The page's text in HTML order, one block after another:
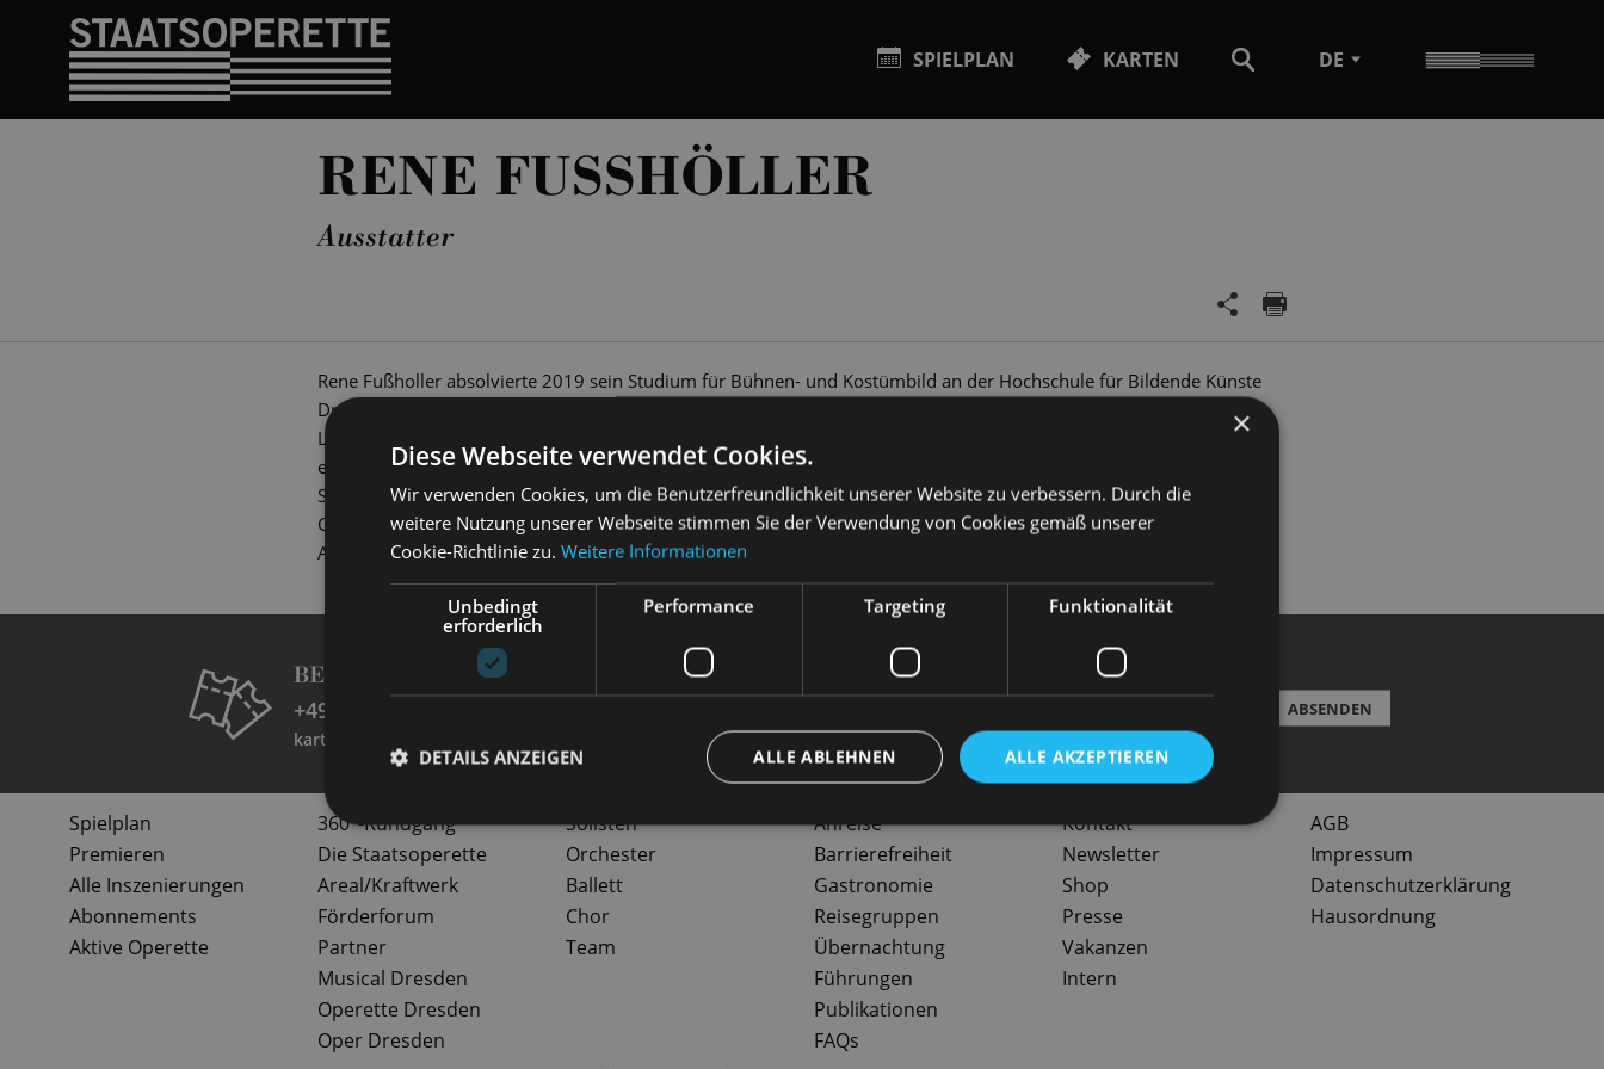
SPIELPLAN KARTEN DE
RENE FUSSHÖLLER
Ausstatter
Rene Fußholler absolvierte 2019 sein Studium für Bühnen- und Kostümbild an der Hochschule für Bildende Künste
Dresden. Während seines Studiums arbeitete er als technische Hilfskraft in der Semperoper Dresden und im
Labortheater der Hochschule für Bildende Künste. Gemeinsam mit dem Performance Kollektiv Showcase Beat le Mot
entstanden Arbeiten in Freiburg und Bern, sowie mit Apparatus in Berlin. Als Ausstattungsassistent am
Staatsschauspiel Dresden tätig. Im Laufe seines Studiums gründete er gemeinsam mit vier Kommilitoninnen die
Gruppe u n die kollektive Arbeitsweisen untersuchen und den performativen Raum der Versammlung zelebrieren.
Außerdem realisiert er regelmäßig Kostüme und Bühnenbilder für das Dresdner Opernkollektiv szene12.
BESUCHERSERVICE -
Öffnungszeiten
+49 351 32042 222
karten@staatsoperette.de
NEWSLETTER
ABSENDEN
Spielplan
Premieren
Alle Inszenierungen
Abonnements
Aktive Operette
360°-Rundgang
Die Staatsoperette
Areal/Kraftwerk
Förderforum
Partner
Musical Dresden
Operette Dresden
Oper Dresden
Solisten
Orchester
Ballett
Chor
Team
Anreise
Barrierefreiheit
Gastronomie
Reisegruppen
Übernachtung
Führungen
Publikationen
FAQs
Kontakt
Newsletter
Shop
Presse
Vakanzen
Intern
AGB
Impressum
Datenschutzerklärung
Hausordnung
×
Diese Webseite verwendet Cookies.
Wir verwenden Cookies, um die Benutzerfreundlichkeit unserer Website zu verbessern. Durch die
weitere Nutzung unserer Webseite stimmen Sie der Verwendung von Cookies gemäß unserer
Cookie-Richtlinie zu. Weitere Informationen
Unbedingt
erforderlich
Performance Targeting Funktionalität
ALLE AKZEPTIEREN
ALLE ABLEHNEN
DETAILS ANZEIGEN